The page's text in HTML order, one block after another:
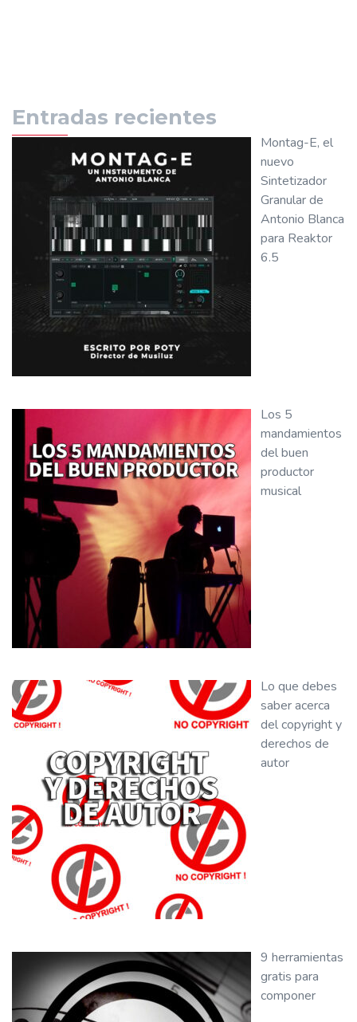
Entradas recientes
Montag-E, el
nuevo
Sintetizador
Granular de
Antonio Blanca
para Reaktor
6.5
Los 5
mandamientos
del buen
productor
musical
Lo que debes
saber acerca
del copyright y
derechos de
autor
9 herramientas
gratis para
componer